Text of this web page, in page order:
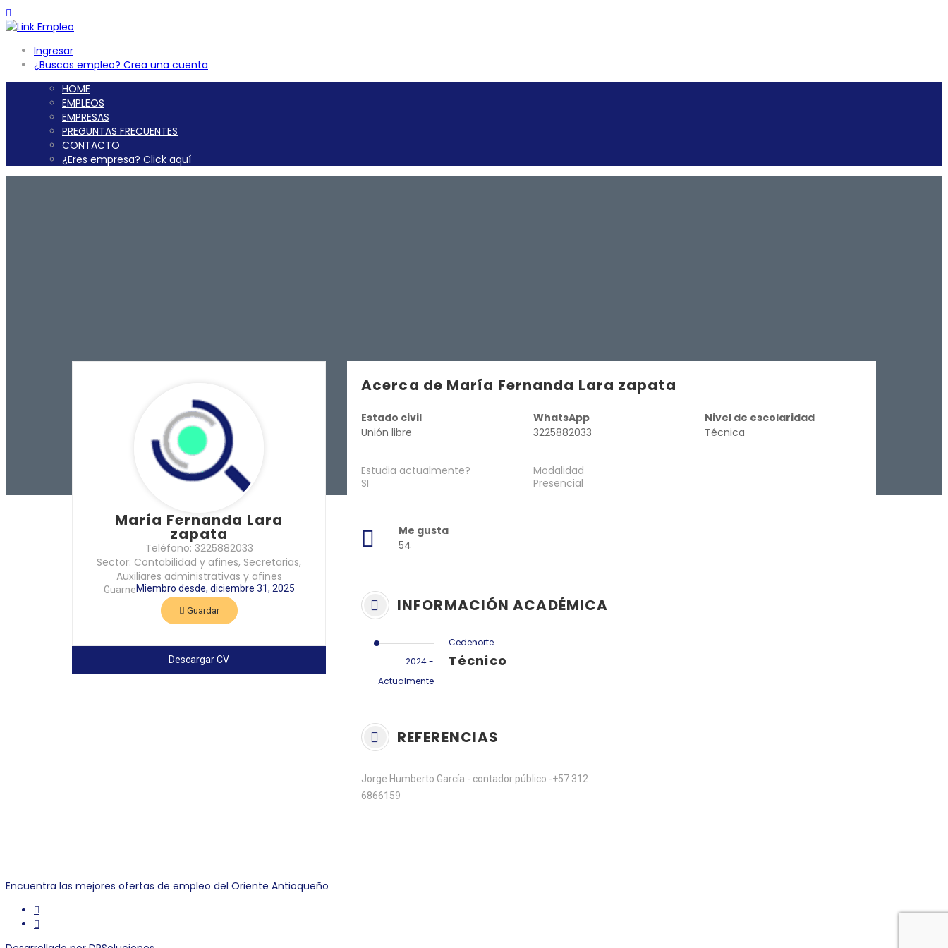
Ingresar
¿Buscas empleo? Crea una cuenta
HOME
EMPLEOS
EMPRESAS
PREGUNTAS FRECUENTES
CONTACTO
¿Eres empresa? Click aquí
María Fernanda Lara
zapata
Teléfono: 3225882033
Sector: Contabilidad y afines, Secretarias,
Auxiliares administrativas y afines
GuarneMiembro desde, diciembre 31, 2025
Guardar
Descargar CV
Acerca de María Fernanda Lara zapata
Estado civil
Unión libre
WhatsApp
3225882033
Nivel de escolaridad
Técnica
Estudia actualmente?
SI
Modalidad
Presencial
Me gusta
54
INFORMACIÓN ACADÉMICA
2024 -
Actualmente
Cedenorte
Técnico
REFERENCIAS
Jorge Humberto García - contador público -+57 312
6866159
Encuentra las mejores ofertas de empleo del Oriente Antioqueño